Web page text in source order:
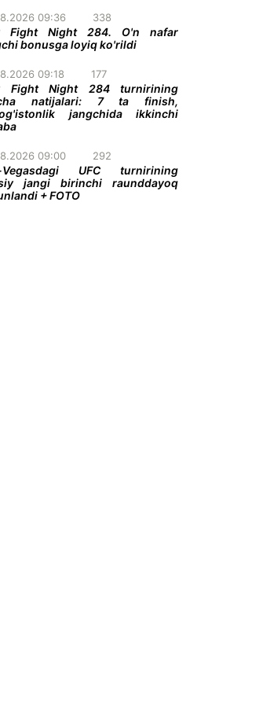
09:36 338
Fight Night 284. O'n nafar
bonusga loyiq ko'rildi
09:18 177
Fight Night 284 turnirining
natijalari: 7 ta finish,
jangchida ikkinchi
09:00 292
Vegasdagi UFC turnirining
jangi birinchi raunddayoq
+ FOTO